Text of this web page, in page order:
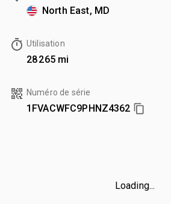
North East, MD
Utilisation
28 265 mi
Numéro de série
1FVACWFC9PHNZ4362
Loading...